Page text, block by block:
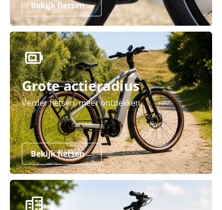
Bekijk fietsen→
Grote actieradius
Verder fietsen, meer ontdekken.
Bekijk fietsen→